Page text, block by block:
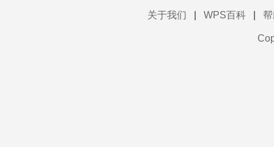
关于我们 WPS百科